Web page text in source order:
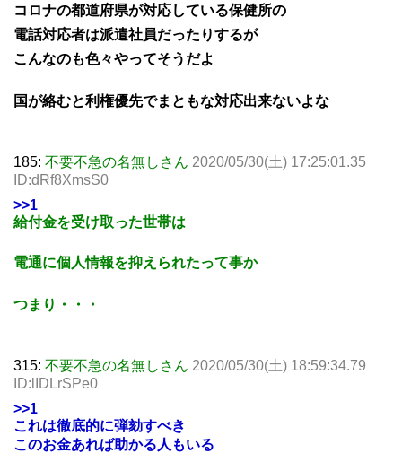
コロナの都道府県が対応している保健所の
電話対応者は派遣社員だったりするが
こんなのも色々やってそうだよ
国が絡むと利権優先でまともな対応出来ないよな
185: 不要不急の名無しさん 2020/05/30(土) 17:25:01.35
ID:dRf8XmsS0
>>1
給付金を受け取った世帯は
電通に個人情報を抑えられたって事か
つまり・・・
315: 不要不急の名無しさん 2020/05/30(土) 18:59:34.79
ID:lIDLrSPe0
>>1
これは徹底的に弾劾すべき
このお金あれば助かる人もいる